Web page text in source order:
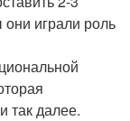
они играли роль
так далее.